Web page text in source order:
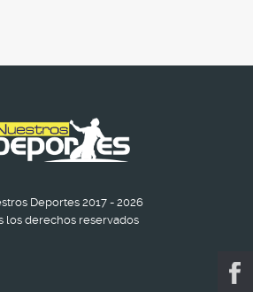
Deportes 2017 - 2026
los derechos reservados